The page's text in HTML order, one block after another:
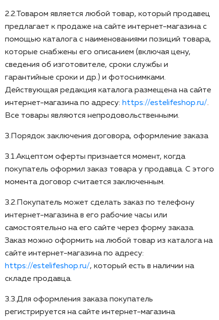
2.2.Товаром является любой товар, который продавец
предлагает к продаже на сайте интернет-магазина с
помощью каталога с наименованиями позиций товара,
которые снабжены его описанием (включая цену,
сведения об изготовителе, сроки службы и
гарантийные сроки и др.) и фотоснимками.
Действующая редакция каталога размещена на сайте
интернет-магазина по адресу: https://estelifeshop.ru/.
Все товары являются непродовольственными.
3.Порядок заключения договора, оформление заказа
3.1.Акцептом оферты признается момент, когда
покупатель оформил заказ товара у продавца. С этого
момента договор считается заключенным.
3.2.Покупатель может сделать заказ по телефону
интернет-магазина в его рабочие часы или
самостоятельно на его сайте через форму заказа.
Заказ можно оформить на любой товар из каталога на
сайте интернет-магазина по адресу:
https://estelifeshop.ru/, который есть в наличии на
складе продавца.
3.3.Для оформления заказа покупатель
регистрируется на сайте интернет-магазина